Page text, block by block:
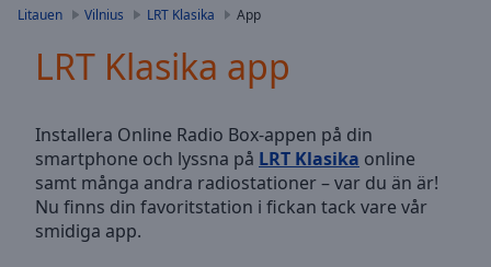
Video
Skip
Backward
Skip
Forward
Mute
Current
Litauen Vilnius LRT Klasika App
LRT Klasika app
Installera Online Radio Box-appen på din
smartphone och lyssna på LRT Klasika online
samt många andra radiostationer – var du än är!
Nu finns din favoritstation i fickan tack vare vår
smidiga app.